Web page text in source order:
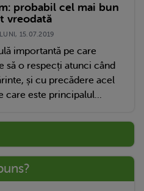
probabil cel mai bun
vreodată
15.07.2019
importantă pe care
să o respecți atunci când
și cu precădere acel
care este principalul...